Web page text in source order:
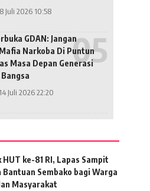
Juli 2026 10:58
GDAN: Jangan
Narkoba Di Puntun
Masa Depan Generasi
Juli 2026 22:20
HUT ke-81 RI, Lapas Sampit
Bantuan Sembako bagi Warga
Masyarakat